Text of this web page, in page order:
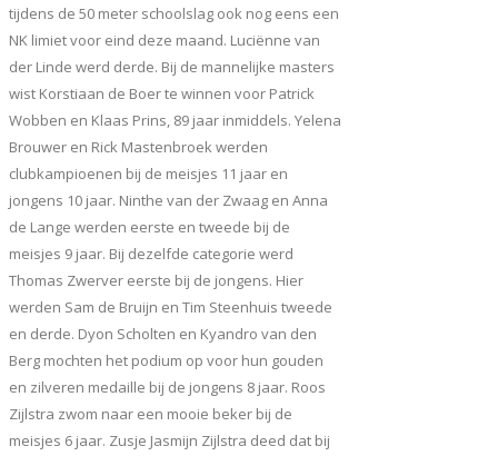
tijdens de 50 meter schoolslag ook nog eens een
NK limiet voor eind deze maand. Luciënne van
der Linde werd derde. Bij de mannelijke masters
wist Korstiaan de Boer te winnen voor Patrick
Wobben en Klaas Prins, 89 jaar inmiddels. Yelena
Brouwer en Rick Mastenbroek werden
clubkampioenen bij de meisjes 11 jaar en
jongens 10 jaar. Ninthe van der Zwaag en Anna
de Lange werden eerste en tweede bij de
meisjes 9 jaar. Bij dezelfde categorie werd
Thomas Zwerver eerste bij de jongens. Hier
werden Sam de Bruijn en Tim Steenhuis tweede
en derde. Dyon Scholten en Kyandro van den
Berg mochten het podium op voor hun gouden
en zilveren medaille bij de jongens 8 jaar. Roos
Zijlstra zwom naar een mooie beker bij de
meisjes 6 jaar. Zusje Jasmijn Zijlstra deed dat bij